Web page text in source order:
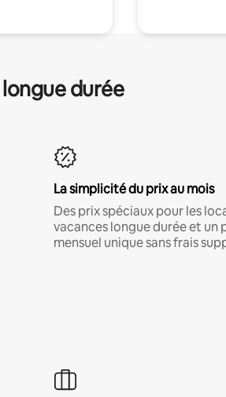
durée
La simplicité du prix au mois
Des prix spéciaux pour les
vacances longue durée et un
mensuel unique sans frais